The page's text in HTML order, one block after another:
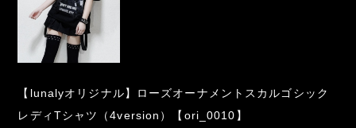
【lunalyオリジナル】ローズオーナメントスカルゴシック
レディTシャツ（4version）【ori_0010】